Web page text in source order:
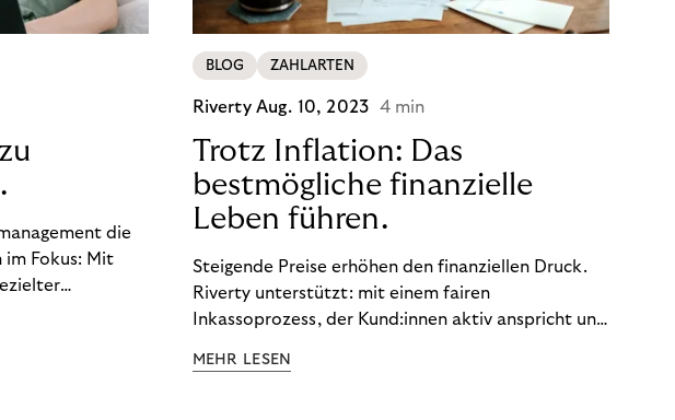
die
im Fokus: Mit
führen. So
BLOG ZAHLARTEN
Riverty Aug. 10, 2023 4 min
Trotz Inflation: Das
bestmögliche finanzielle
Leben führen.
Steigende Preise erhöhen den finanziellen Druck.
Riverty unterstützt: mit einem fairen
Inkassoprozess, der Kund:innen aktiv anspricht und
Finanzbildung ermöglicht. So bleiben Menschen
MEHR LESEN